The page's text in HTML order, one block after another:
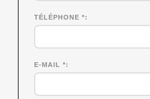
TÉLÉPHONE *
E-MAIL *